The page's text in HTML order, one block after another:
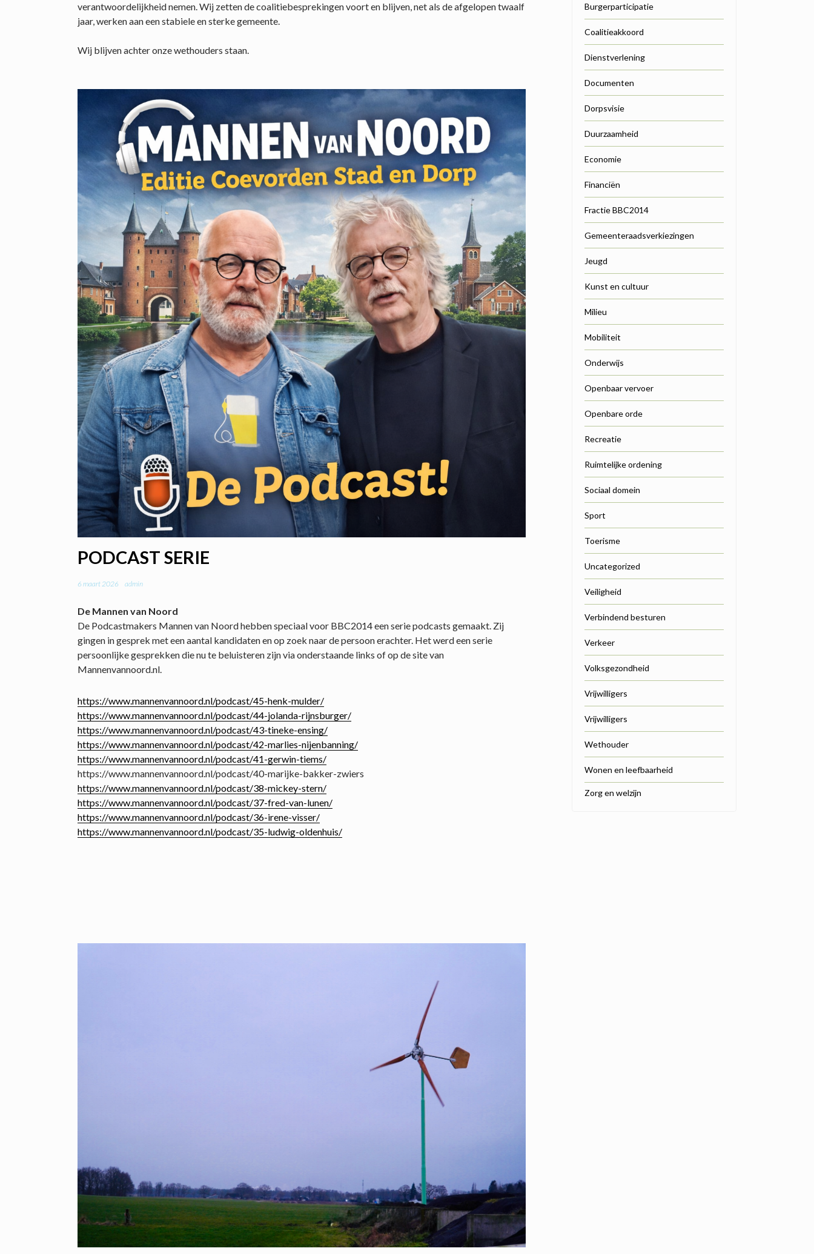
verantwoordelijkheid nemen. Wij zetten de coalitiebesprekingen voort en blijven, net als de afgelopen twaalf
jaar, werken aan een stabiele en sterke gemeente.
Wij blijven achter onze wethouders staan.
PODCAST SERIE
6 maart 2026 admin
De Mannen van Noord
De Podcastmakers Mannen van Noord hebben speciaal voor BBC2014 een serie podcasts gemaakt. Zij
gingen in gesprek met een aantal kandidaten en op zoek naar de persoon erachter. Het werd een serie
persoonlijke gesprekken die nu te beluisteren zijn via onderstaande links of op de site van
Mannenvannoord.nl.
https://www.mannenvannoord.nl/podcast/45-henk-mulder/
https://www.mannenvannoord.nl/podcast/44-jolanda-rijnsburger/
https://www.mannenvannoord.nl/podcast/43-tineke-ensing/
https://www.mannenvannoord.nl/podcast/42-marlies-nijenbanning/
https://www.mannenvannoord.nl/podcast/41-gerwin-tiems/
https://www.mannenvannoord.nl/podcast/40-marijke-bakker-zwiers
https://www.mannenvannoord.nl/podcast/38-mickey-stern/
https://www.mannenvannoord.nl/podcast/37-fred-van-lunen/
https://www.mannenvannoord.nl/podcast/36-irene-visser/
https://www.mannenvannoord.nl/podcast/35-ludwig-oldenhuis/
Burgerparticipatie
Coalitieakkoord
Dienstverlening
Documenten
Dorpsvisie
Duurzaamheid
Economie
Financiën
Fractie BBC2014
Gemeenteraadsverkiezingen
Jeugd
Kunst en cultuur
Milieu
Mobiliteit
Onderwijs
Openbaar vervoer
Openbare orde
Recreatie
Ruimtelijke ordening
Sociaal domein
Sport
Toerisme
Uncategorized
Veiligheid
Verbindend besturen
Verkeer
Volksgezondheid
Vrijwilligers
Vrijwilligers
Wethouder
Wonen en leefbaarheid
Zorg en welzijn